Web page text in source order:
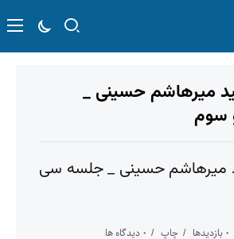
_ سید میرهاشم حسینی _
سوم
سید میرهاشم حسینی _ جلسه سی
۰ بازدیدها چاپ ۰ دیدگاه ها